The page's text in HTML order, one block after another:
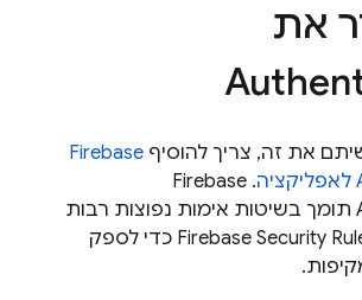
את
את זה, צריך להוסיף Firebase
לאפליקציה. ‏
Firebase
תומך בשיטות אימות נפוצות רבות
Firebase Security כדי לספק